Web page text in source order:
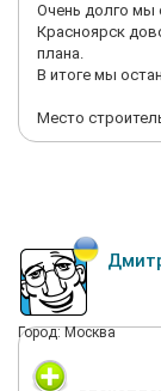
Очень долго мы
Красноярск
плана.
В итоге мы
Место
Город: Москва